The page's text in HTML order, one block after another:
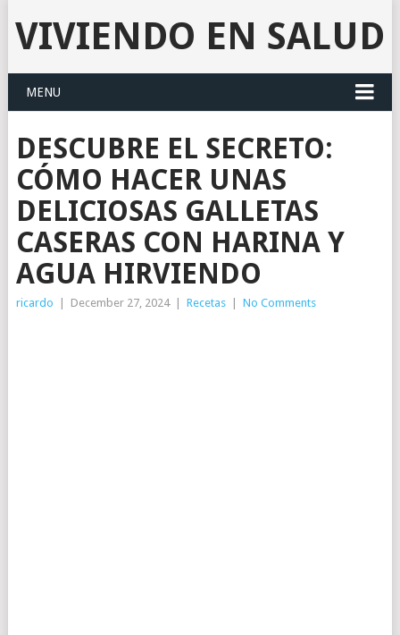
VIVIENDO EN SALUD
MENU
DESCUBRE EL SECRETO:
CÓMO HACER UNAS
DELICIOSAS GALLETAS
CASERAS CON HARINA Y
AGUA HIRVIENDO
ricardo December 27, 2024 Recetas No Comments